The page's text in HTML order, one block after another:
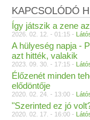
KAPCSOLÓDÓ
Így játszik a zene
2026. 02. 12. - 01:15 -
A hülyeség napja -
azt hitték, valakik
2023. 09. 30. - 17:15 -
Élőzenét minden
elődöntője
2020. 02. 24. - 13:00 -
"Szerinted ez jó
2020. 02. 17. - 16:00 -